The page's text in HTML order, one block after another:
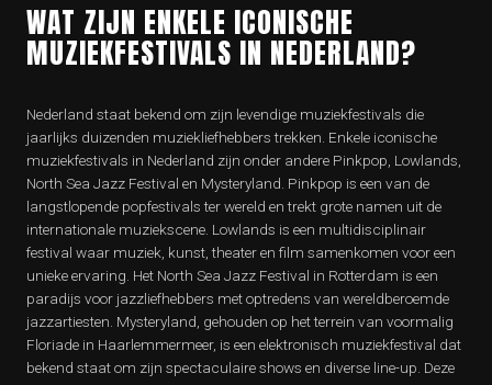
WAT ZIJN ENKELE ICONISCHE
MUZIEKFESTIVALS IN NEDERLAND?
Nederland staat bekend om zijn levendige muziekfestivals die
jaarlijks duizenden muziekliefhebbers trekken. Enkele iconische
muziekfestivals in Nederland zijn onder andere Pinkpop, Lowlands,
North Sea Jazz Festival en Mysteryland. Pinkpop is een van de
langstlopende popfestivals ter wereld en trekt grote namen uit de
internationale muziekscene. Lowlands is een multidisciplinair
festival waar muziek, kunst, theater en film samenkomen voor een
unieke ervaring. Het North Sea Jazz Festival in Rotterdam is een
paradijs voor jazzliefhebbers met optredens van wereldberoemde
jazzartiesten. Mysteryland, gehouden op het terrein van voormalig
Floriade in Haarlemmermeer, is een elektronisch muziekfestival dat
bekend staat om zijn spectaculaire shows en diverse line-up. Deze